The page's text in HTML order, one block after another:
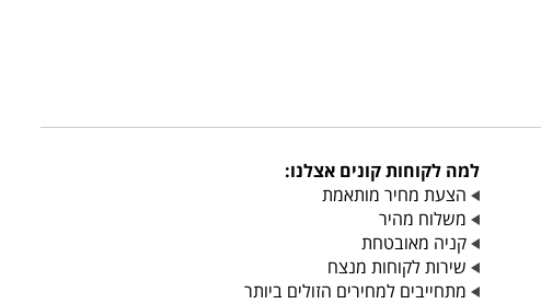
למה לקוחות קונים אצלנו:
הצעת מחיר מותאמת
משלוח מהיר
קניה מאובטחת
שירות לקוחות מנצח
מתחייבים למחירים הזולים ביותר